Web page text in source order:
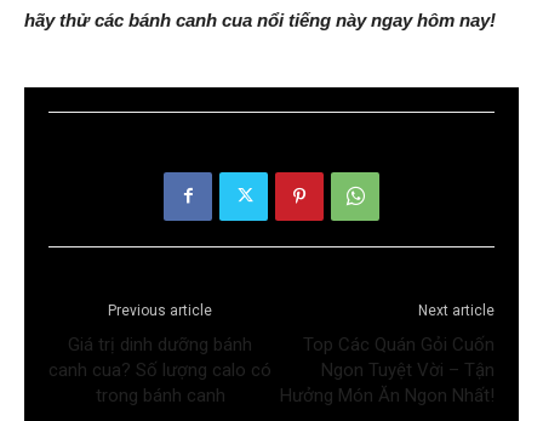
hãy thử các bánh canh cua nổi tiếng này ngay hôm nay!
Previous article
Giá trị dinh dưỡng bánh
canh cua? Số lượng calo có
trong bánh canh
Next article
Top Các Quán Gỏi Cuốn
Ngon Tuyệt Vời – Tận
Hưởng Món Ăn Ngon Nhất!